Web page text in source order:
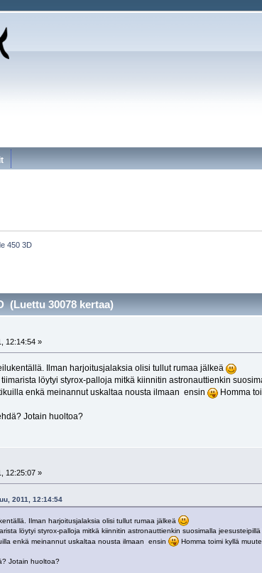
450 3D
(Luettu 30078 kertaa)
12:14:54 »
Ilman harjoitusjalaksia olisi tullut rumaa jälkeä
löytyi styrox-palloja mitkä kiinnitin astronauttienkin
enkä meinannut uskaltaa nousta ilmaan ensin
Homma
Jotain huoltoa?
12:25:07 »
2011, 12:14:54
Ilman harjoitusjalaksia olisi tullut rumaa jälkeä
löytyi styrox-palloja mitkä kiinnitin astronauttienkin suosimalla jeesusteipillä
enkä meinannut uskaltaa nousta ilmaan ensin
Homma toimi kyllä
Jotain huoltoa?